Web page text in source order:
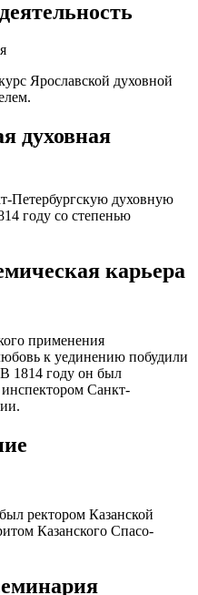
Ярославской духовной
духовная
Петербургскую духовную
году со степенью
карьера
применения
к уединению побудили
1814 году он был
Санкт-
ректором Казанской
Казанского Спасо-